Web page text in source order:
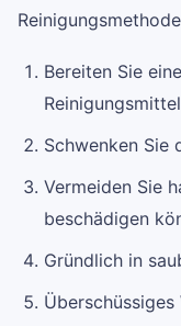
Bereiten Sie
Schwenken Sie
Vermeiden Sie
beschädigen
Gründlich in